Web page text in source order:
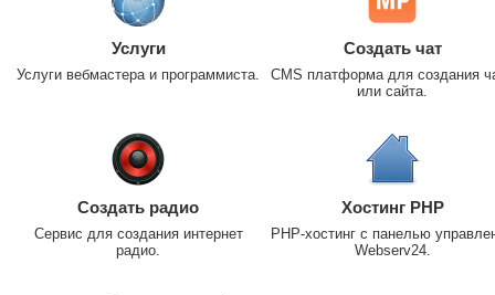
Услуги
Услуги вебмастера и программиста.
Создать чат
CMS платформа для создания
или сайта.
Создать радио
Сервис для создания интернет
радио.
Хостинг PHP
PHP-хостинг с панелью
Webserv24.